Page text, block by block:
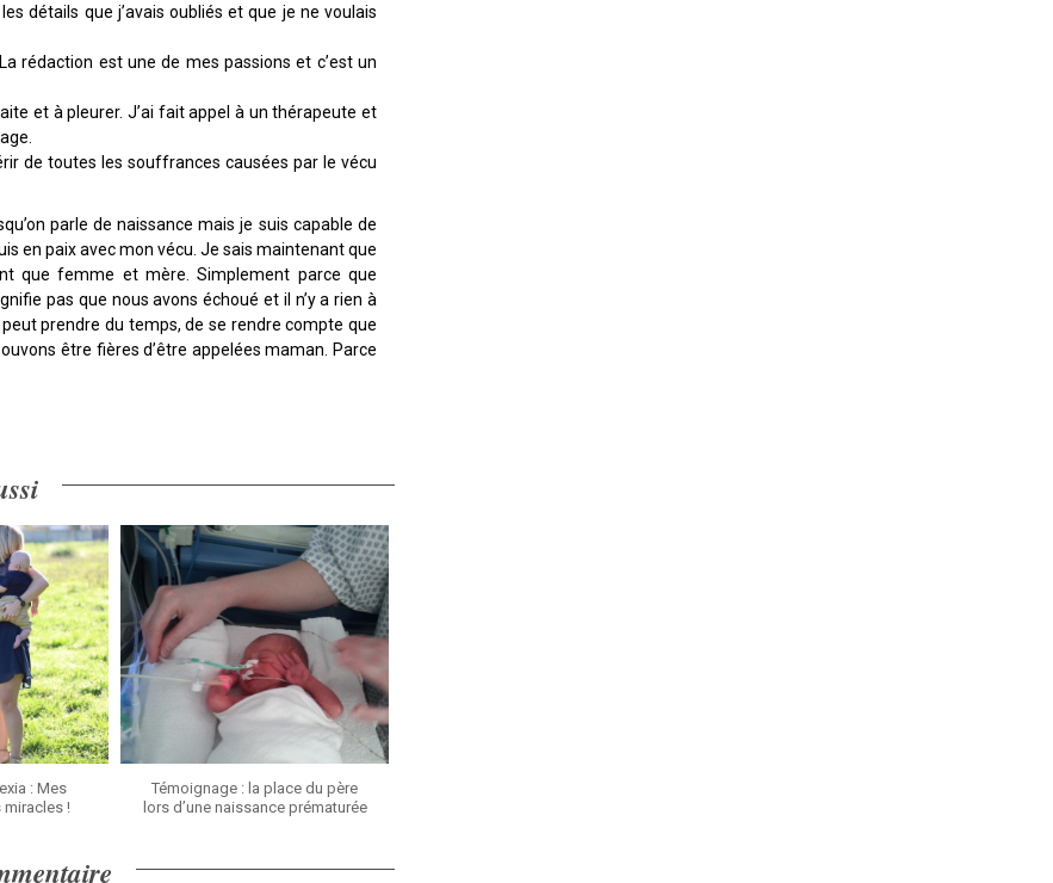
détails que j’avais oubliés et que je ne voulais
rédaction est une de mes passions et c’est un
et à pleurer. J’ai fait appel à un thérapeute et
de toutes les souffrances causées par le vécu
parle de naissance mais je suis capable de
en paix avec mon vécu. Je sais maintenant que
que femme et mère. Simplement parce que
pas que nous avons échoué et il n’y a rien à
prendre du temps, de se rendre compte que
être fières d’être appelées maman. Parce
: Mes
!
Témoignage : la place du père
lors d’une naissance prématurée